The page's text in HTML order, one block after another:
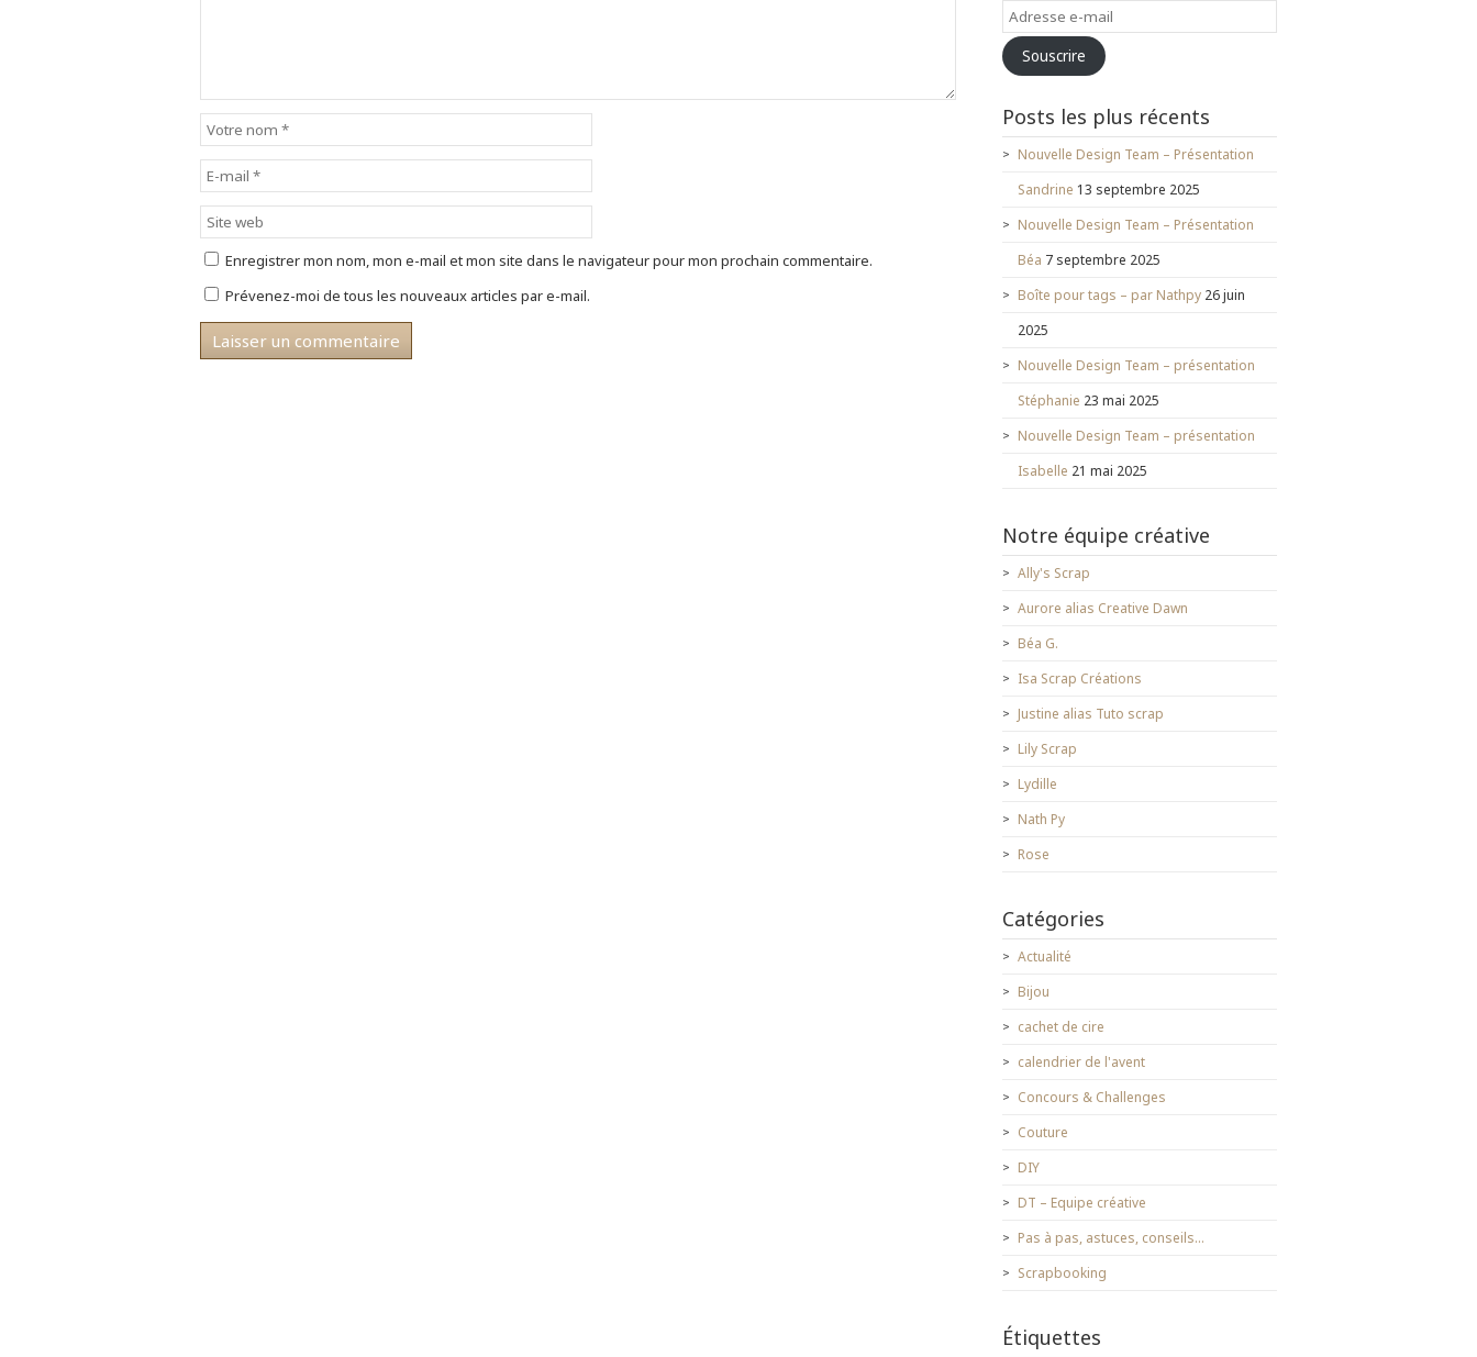
Enregistrer mon nom, mon e-mail et mon site dans le navigateur pour mon prochain commentaire.
Prévenez-moi de tous les nouveaux articles par e-mail.
Adresse
e-
mailSouscrire
Posts les plus récents
Nouvelle Design Team – Présentation
Sandrine 13 septembre 2025
Nouvelle Design Team – Présentation
Béa 7 septembre 2025
Boîte pour tags – par Nathpy 26 juin
2025
Nouvelle Design Team – présentation
Stéphanie 23 mai 2025
Nouvelle Design Team – présentation
Isabelle 21 mai 2025
Notre équipe créative
Ally's Scrap
Aurore alias Creative Dawn
Béa G.
Isa Scrap Créations
Justine alias Tuto scrap
Lily Scrap
Lydille
Nath Py
Rose
Catégories
Actualité
Bijou
cachet de cire
calendrier de l'avent
Concours & Challenges
Couture
DIY
DT – Equipe créative
Pas à pas, astuces, conseils…
Scrapbooking
Étiquettes